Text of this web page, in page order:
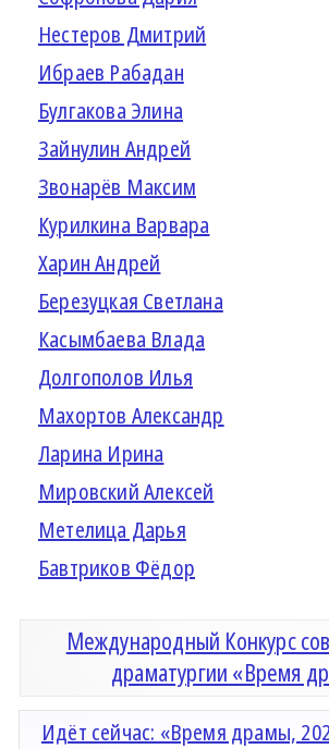
Нестеров Дмитрий
Ибраев Рабадан
Булгакова Элина
Зайнулин Андрей
Звонарёв Максим
Курилкина Варвара
Харин Андрей
Березуцкая Светлана
Касымбаева Влада
Долгополов Илья
Махортов Александр
Ларина Ирина
Мировский Алексей
Метелица Дарья
Бавтриков Фёдор
Международный Конкурс
драматургии «Время
Идёт сейчас: «Время драмы,